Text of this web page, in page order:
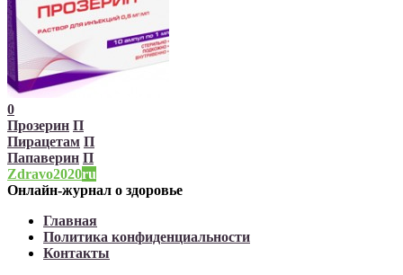
0
Прозерин П
Пирацетам П
Папаверин П
Zdravo2020ru
Онлайн-журнал о здоровье
Главная
Политика конфиденциальности
Контакты